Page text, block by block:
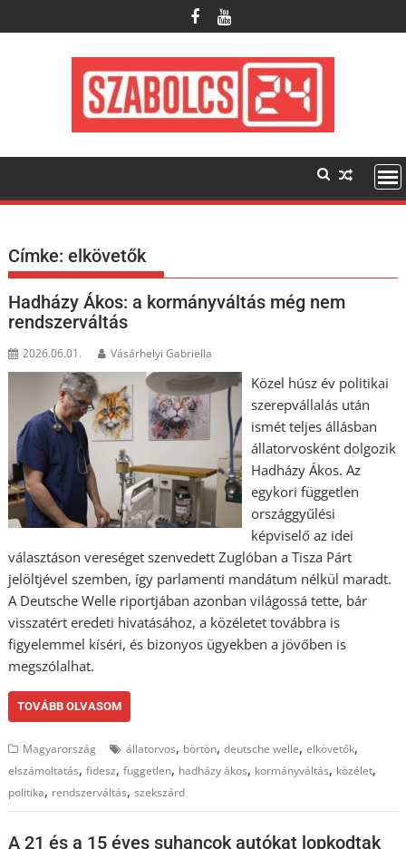
to
Címke:elkövetők
Hadházy Ákos: a kormányváltás még nem
rendszerváltás
2026.06.01. Vásárhelyi Gabriella
Közel húsz év politikai
szerepvállalás után
ismét teljes állásban
állatorvosként dolgozik
Hadházy Ákos. Az
egykori független
országgyűlési
képviselő az idei
választáson vereséget szenvedett Zuglóban a Tisza Párt
jelöltjével szemben, így parlamenti mandátum nélkül maradt.
A Deutsche Welle riportjában azonban világossá tette, bár
visszatért eredeti hivatásához, a közéletet továbbra is
figyelemmel kíséri, és bizonyos ügyekben a jövőben is
megszólalhat.
TOVÁBB OLVASOM
Magyarország állatorvos, börtön,deutsche welle,elkövetők,
elszámoltatás,fidesz,fuggetlen, hadházy ákos, kormányváltás, közélet,
politika, rendszerváltás,szekszárd
A 21 és a 15 éves suhancok autókat lopkodtak